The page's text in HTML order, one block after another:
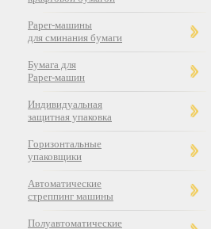
Paper-машины
для сминания бумаги
Бумага для
Paper-машин
Индивидуальная
защитная упаковка
Горизонтальные
упаковщики
Автоматические
стреппинг машины
Полуавтоматические